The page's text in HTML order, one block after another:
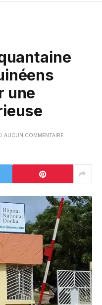
une
AUCUN COMMENTAIRE